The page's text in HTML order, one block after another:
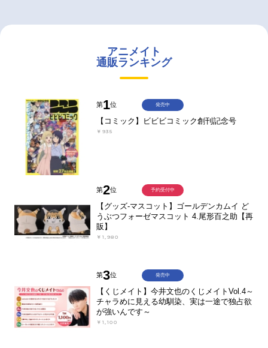
アニメイト
通販ランキング
第1位
【コミック】ビビビコミック創刊記念号
￥935
発売中
第2位
【グッズ-マスコット】ゴールデンカムイ ど
うぶつフォーゼマスコット 4.尾形百之助【再
販】
￥1,980
予約受付中
第3位
【くじメイト】今井文也のくじメイトVol.4～
チャラめに見える幼馴染、実は一途で独占欲
が強いんです～
￥1,100
発売中